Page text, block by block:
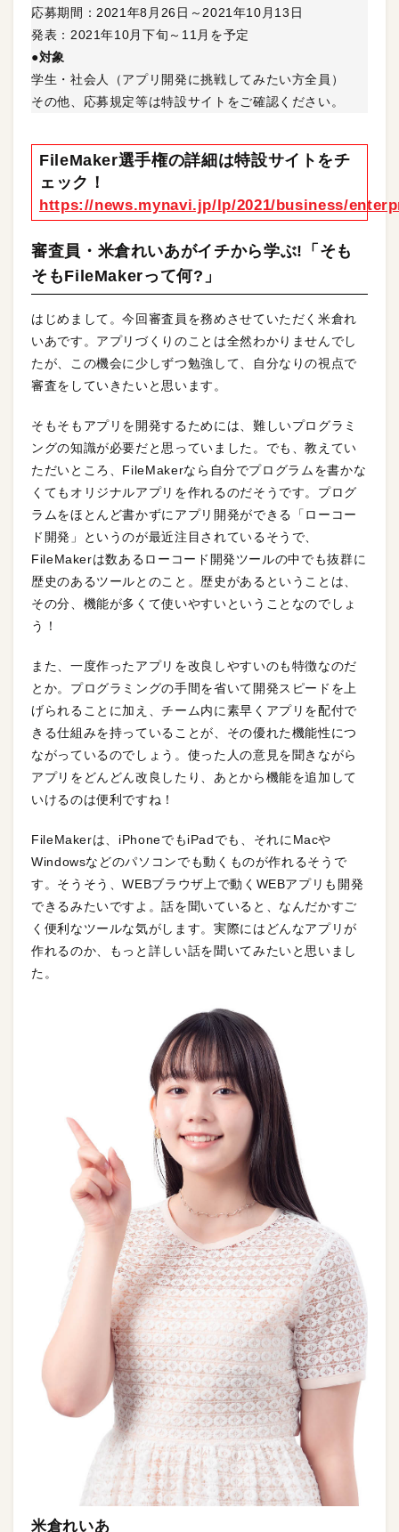
応募期間：2021年8月26日～2021年10月13日
発表：2021年10月下旬～11月を予定
●対象
学生・社会人（アプリ開発に挑戦してみたい方全員）
その他、応募規定等は特設サイトをご確認ください。
FileMaker選手権の詳細は特設サイトをチ
ェック！
https://news.mynavi.jp/lp/2021/business/
審査員・米倉れいあがイチから学ぶ!「そも
そもFileMakerって何?」
はじめまして。今回審査員を務めさせていただく米倉れ
いあです。アプリづくりのことは全然わかりませんでし
たが、この機会に少しずつ勉強して、自分なりの視点で
審査をしていきたいと思います。
そもそもアプリを開発するためには、難しいプログラミ
ングの知識が必要だと思っていました。でも、教えてい
ただいところ、FileMakerなら自分でプログラムを書かな
くてもオリジナルアプリを作れるのだそうです。プログ
ラムをほとんど書かずにアプリ開発ができる「ローコー
ド開発」というのが最近注目されているそうで、
FileMakerは数あるローコード開発ツールの中でも抜群に
歴史のあるツールとのこと。歴史があるということは、
その分、機能が多くて使いやすいということなのでしょ
う！
また、一度作ったアプリを改良しやすいのも特徴なのだ
とか。プログラミングの手間を省いて開発スピードを上
げられることに加え、チーム内に素早くアプリを配付で
きる仕組みを持っていることが、その優れた機能性につ
ながっているのでしょう。使った人の意見を聞きながら
アプリをどんどん改良したり、あとから機能を追加して
いけるのは便利ですね！
FileMakerは、iPhoneでもiPadでも、それにMacや
Windowsなどのパソコンでも動くものが作れるそうで
す。そうそう、WEBブラウザ上で動くWEBアプリも開発
できるみたいですよ。話を聞いていると、なんだかすご
く便利なツールな気がします。実際にはどんなアプリが
作れるのか、もっと詳しい話を聞いてみたいと思いまし
た。
米倉れいあ